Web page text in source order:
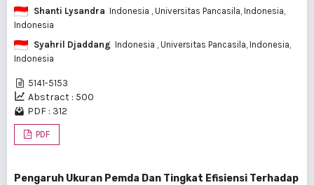
Shanti Lysandra Indonesia , Universitas Pancasila, Indonesia,
Indonesia
Syahril Djaddang Indonesia , Universitas Pancasila, Indonesia,
Indonesia
5141-5153
Abstract : 500
PDF : 312
PDF
Pengaruh Ukuran Pemda Dan Tingkat Efisiensi Terhadap